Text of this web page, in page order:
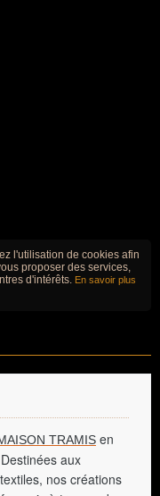
l'utilisation de cookies afin
proposer des services,
d'intérêts. En savoir plus
TRAMIS en
aux
nos créations